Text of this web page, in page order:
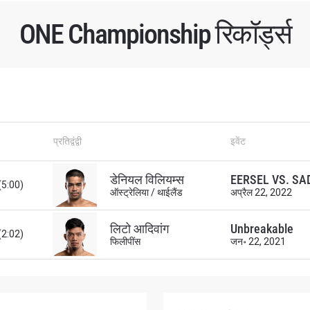
ONE Championship रिकॉर्ड्स
प्रतिद्वंद्वी इवेंट
डेनियल विलियम्स
ऑस्ट्रेलिया / थाईलैंड
EERSEL VS.
अप्रैल 22, 2022
लिटो आदिवांग
फिलीपींस
Unbreakable
जन॰ 22, 2021
IN THE KNOW